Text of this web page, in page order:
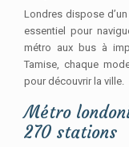
Londres dispose
essentiel pour
métro aux bus à
Tamise, chaque
pour découvrir la ville.
Métro
270 stations